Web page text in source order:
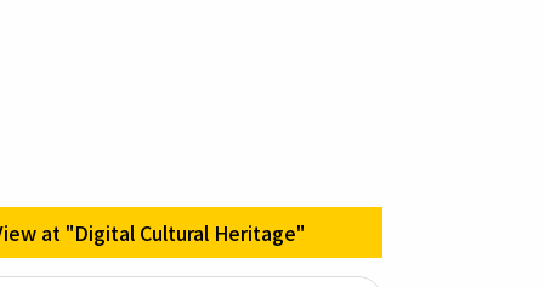
at "Digital Cultural Heritage"